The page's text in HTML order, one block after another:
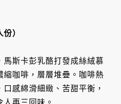
份）
馬斯卡彭乳酪打發成絲絨慕
縮咖啡，層層堆疊。咖啡熱
感綿滑細緻、苦甜平衡，